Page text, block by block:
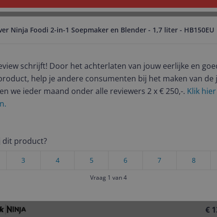
Er zijn geen categorieën gevonden.
Ninja Foodi 2-in-1 Soepmaker en Blender - 1,7 liter - HB150EU
en Blender - 1,7 liter -
€
Ninja Foodi 2-in-1 Soepmaker en Blender - 1,7 liter - HB150EU
schrijft! Door het achterlaten van jouw eerlijke en
help je andere consumenten bij het maken van de
we ieder maand onder alle reviewers 2 x € 250,-. Klik
dit product?
8
7
6
5
4
3
Vraag 1 van 4